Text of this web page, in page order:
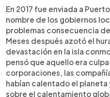
En 2017 fue enviada a
nombre de los gobiernos
problemas consecuencia
Meses después azotó el
devastación en la isla
pensó que aquello era
corporaciones, las
habían calentado el
sobre el calentamiento